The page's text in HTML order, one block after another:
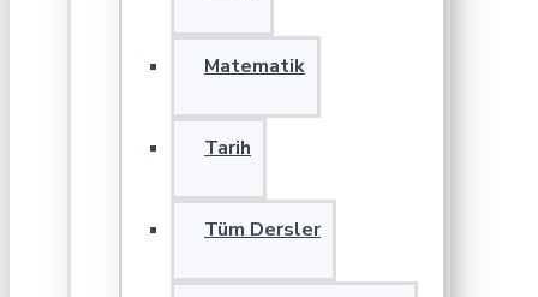
Matematik
Tarih
Tüm Dersler